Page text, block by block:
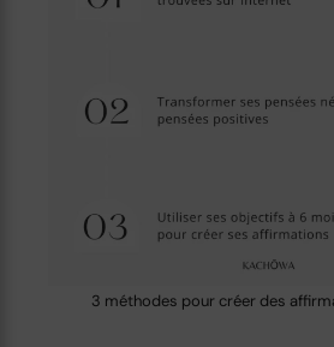
3 méthodes pour créer des